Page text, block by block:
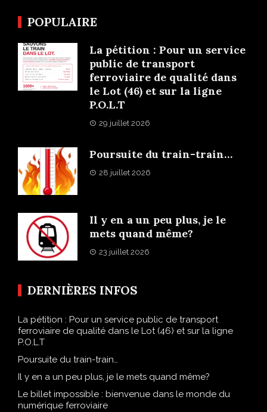
POPULAIRE
La pétition : Pour un service
public de transport
ferroviaire de qualité dans
le Lot (46) et sur la ligne
P.O.L.T
29 juillet 2026
Poursuite du train-train…
28 juillet 2026
Il y en a un peu plus, je le
mets quand même?
23 juillet 2026
DERNIÈRES INFOS
La pétition : Pour un service public de transport
ferroviaire de qualité dans le Lot (46) et sur la ligne
P.O.L.T
Poursuite du train-train…
Il y en a un peu plus, je le mets quand même?
Le billet impossible : bienvenue dans le monde du
numérique ferroviaire